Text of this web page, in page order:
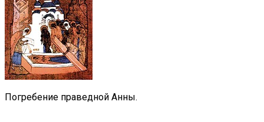
Погребение праведной Анны.